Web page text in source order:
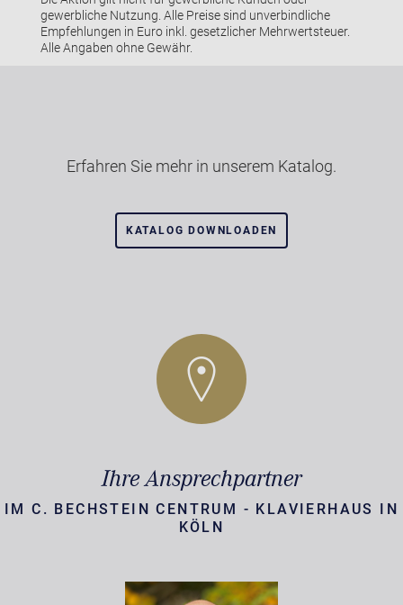
gewerbliche Nutzung. Alle Preise sind unverbindliche
Empfehlungen in Euro inkl. gesetzlicher Mehrwertsteuer.
Alle Angaben ohne Gewähr.
Erfahren Sie mehr in unserem Katalog.
KATALOG DOWNLOADEN
Ihre Ansprechpartner
IM C. BECHSTEIN CENTRUM - KLAVIERHAUS IN
KÖLN